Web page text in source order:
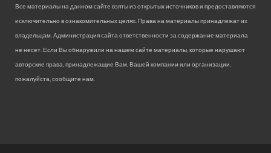
Все материалы на данном сайте взяты из открытых источников и предоставляются
исключительно в ознакомительных целях. Права на материалы принадлежат их
владельцам. Администрация сайта ответственности за содержание материала
не несет. Если Вы обнаружили на нашем сайте материалы, которые нарушают
авторские права, принадлежащие Вам, Вашей компании или организации,
пожалуйста, сообщите нам.